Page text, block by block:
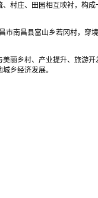
村庄、田园相互映衬，构
市南昌县富山乡若冈村，穿
丽乡村、产业提升、旅游
乡经济发展。